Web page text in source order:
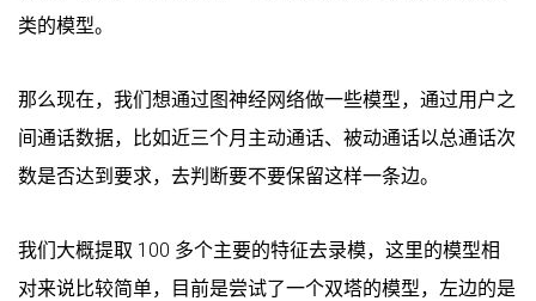
类的模型。
那么现在，我们想通过图神经网络做一些模型，通过用户之
间通话数据，比如近三个月主动通话、被动通话以总通话次
数是否达到要求，去判断要不要保留这样一条边。
我们大概提取 100 多个主要的特征去录模，这里的模型相
对来说比较简单，目前是尝试了一个双塔的模型，左边的是